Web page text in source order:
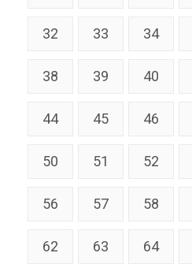
32 33 34
38 39 40
44 45 46
50 51 52
56 57 58
62 63 64